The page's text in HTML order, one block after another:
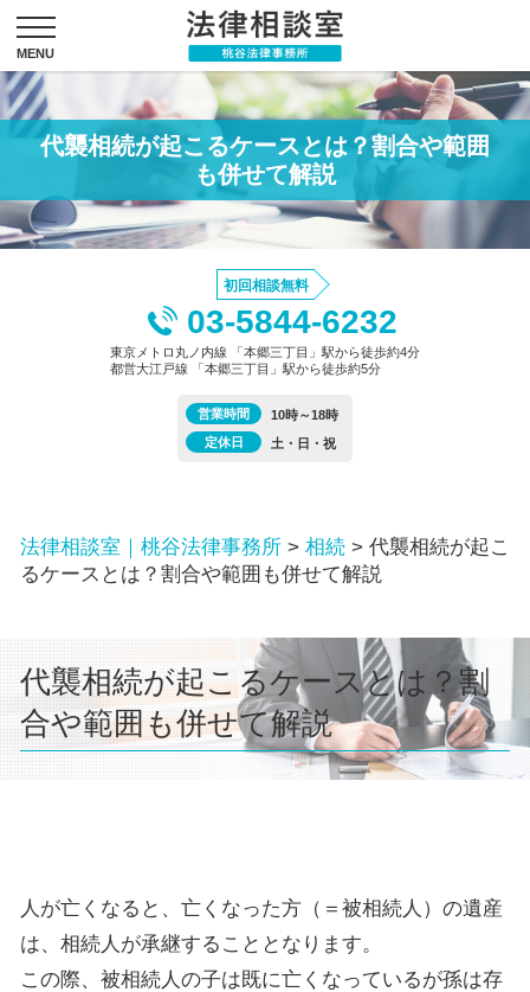
代襲相続が起こるケースとは？割合や範囲
も併せて解説
初回相談無料
03-5844-6232
東京メトロ丸ノ内線 「本郷三丁目」駅から徒歩約4分
都営大江戸線 「本郷三丁目」駅から徒歩約5分
営業時間
10時～18時
定休日
土・日・祝
法律相談室｜桃谷法律事務所 > 相続 > 代襲相続が起こ
るケースとは？割合や範囲も併せて解説
代襲相続が起こるケースとは？割
合や範囲も併せて解説
人が亡くなると、亡くなった方（＝被相続人）の遺産
は、相続人が承継することとなります。
この際、被相続人の子は既に亡くなっているが孫は存